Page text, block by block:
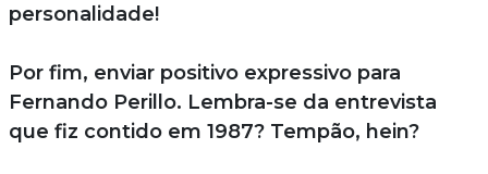
personalidade!
Por fim, enviar positivo expressivo para
Fernando Perillo. Lembra-se da entrevista
que fiz contido em 1987? Tempão, hein?